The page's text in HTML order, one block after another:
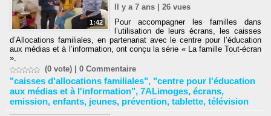
1:42
Il y a 7 ans | 26 vues
Pour accompagner les familles dans
l’utilisation de leurs écrans, les caisses
d’Allocations familiales, en partenariat avec le centre pour l’éducation
aux médias et à l’information, ont conçu la série « La famille Tout-écran
».
(0 vote) | 0 Commentaire
"caisses d'allocations familiales", "centre pour l'éducation
aux médias et à l'information", 7ALimoges, écrans,
emission, enfants, jeunes, prévention, tablette, télévision